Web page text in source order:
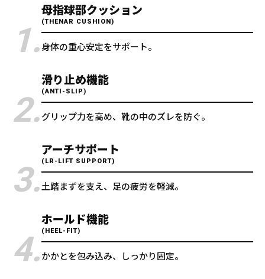
1.
母指球部クッション
(THENAR CUSHION)
身体の重心安定をサポート。
2.
滑り止め機能
(ANTI-SLIP)
グリップ力を高め、靴の中のズレを防ぐ。
3.
アーチサポート
(LR-LIFT SUPPORT)
土踏まずを支え、足の疲労を軽減。
4.
ホールド機能
(HEEL-FIT)
かかとを包み込み、しっかり固定。